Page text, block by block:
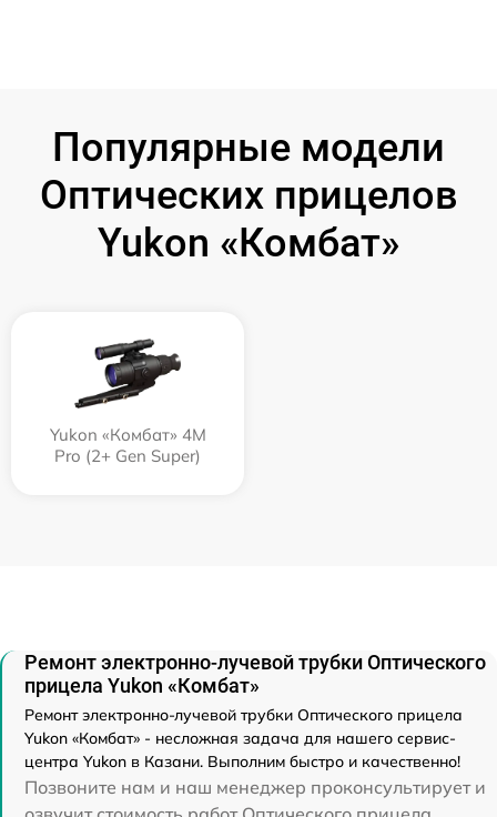
Популярные модели
Оптических прицелов
Yukon «Комбат»
Yukon «Комбат» 4M
Pro (2+ Gen Super)
Ремонт электронно-лучевой трубки Оптического
прицела Yukon «Комбат»
Ремонт электронно-лучевой трубки Оптического прицела
Yukon «Комбат» - несложная задача для нашего сервис-
центра Yukon в Казани. Выполним быстро и качественно!
Позвоните нам и наш менеджер проконсультирует и